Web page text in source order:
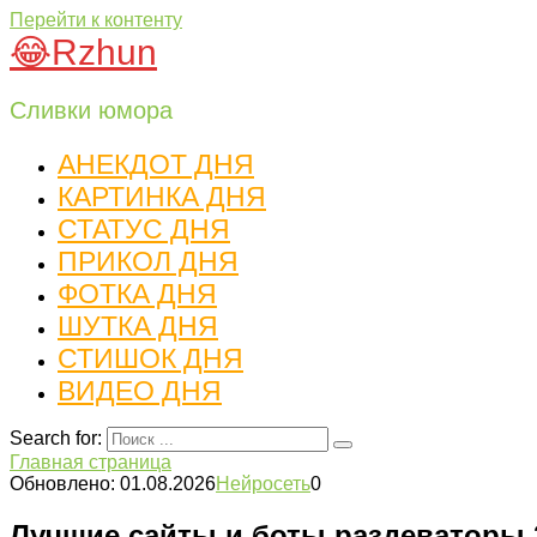
Перейти к контенту
😂Rzhun
Сливки юмора
АНЕКДОТ ДНЯ
КАРТИНКА ДНЯ
СТАТУС ДНЯ
ПРИКОЛ ДНЯ
ФОТКА ДНЯ
ШУТКА ДНЯ
СТИШОК ДНЯ
ВИДЕО ДНЯ
Search for:
Главная страница
Обновлено: 01.08.2026Нейросеть0